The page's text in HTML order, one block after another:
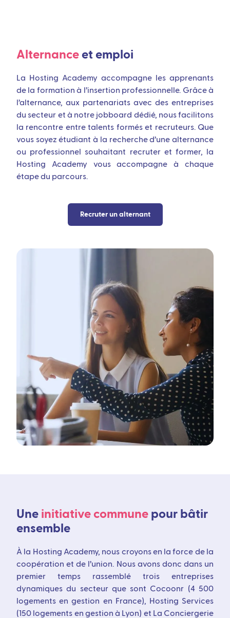
Alternance et emploi
La Hosting Academy accompagne les apprenants
de la formation à l’insertion professionnelle. Grâce à
l’alternance, aux partenariats avec des entreprises
du secteur et à notre jobboard dédié, nous facilitons
la rencontre entre talents formés et recruteurs. Que
vous soyez étudiant à la recherche d’une alternance
ou professionnel souhaitant recruter et former, la
Hosting Academy vous accompagne à chaque
étape du parcours.
Recruter un alternant
Une initiative commune pour bâtir
ensemble
À la Hosting Academy, nous croyons en la force de la
coopération et de l’union. Nous avons donc dans un
premier temps rassemblé trois entreprises
dynamiques du secteur que sont Cocoonr (4 500
logements en gestion en France), Hosting Services
(150 logements en gestion à Lyon) et La Conciergerie